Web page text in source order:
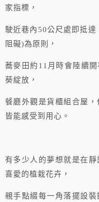
家指標，
駛近巷內50公尺處即抵
阻礙)為原則，
蕎麥田約11月時會陸續
葵綻放，
餐廳外觀是貨櫃組合屋
皆能感受到用心。
有多少人的夢想就是在
喜愛的植栽花卉，
親手點綴每一角落擺設